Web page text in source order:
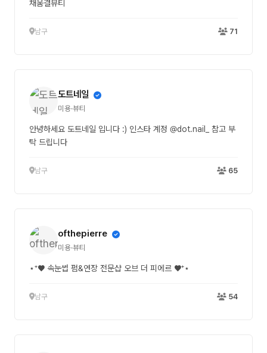
채움결뷰티
남구 71
도트네일
미용·뷰티
안녕하세요 도트네일 입니다 :) 인스타 계정 @dot.nail_ 참고 부
탁 드립니다
남구 65
ofthepierre
미용·뷰티
⋆⁺♥ 속눈썹 펌&연장 전문샵 오브 더 피에르 ♥⁺⋆
남구 54